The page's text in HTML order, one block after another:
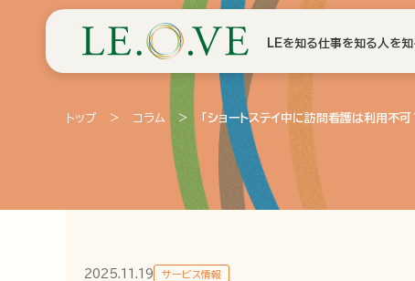
LEを知る仕事を知る 人を
トップ > コラム > 「ショートステイ中に訪問看護は利用不
2025.11.19 サービス情報